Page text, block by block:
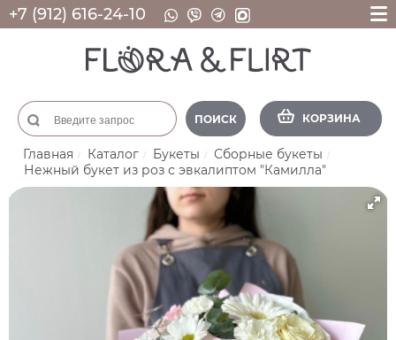
+7 (912) 616-24-10
ПОИСК КОРЗИНА
Главная Каталог Букеты
Сборные букеты
Нежный букет из роз с эвкалиптом "Камилла"